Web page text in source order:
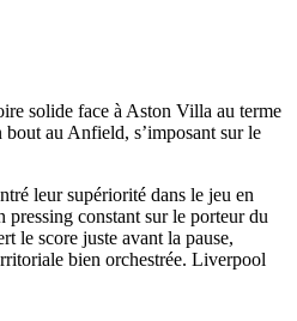
solide face à Aston Villa au terme
bout au Anfield, s’imposant sur le
leur supériorité dans le jeu en
constant sur le porteur du
le score juste avant la pause,
bien orchestrée. Liverpool